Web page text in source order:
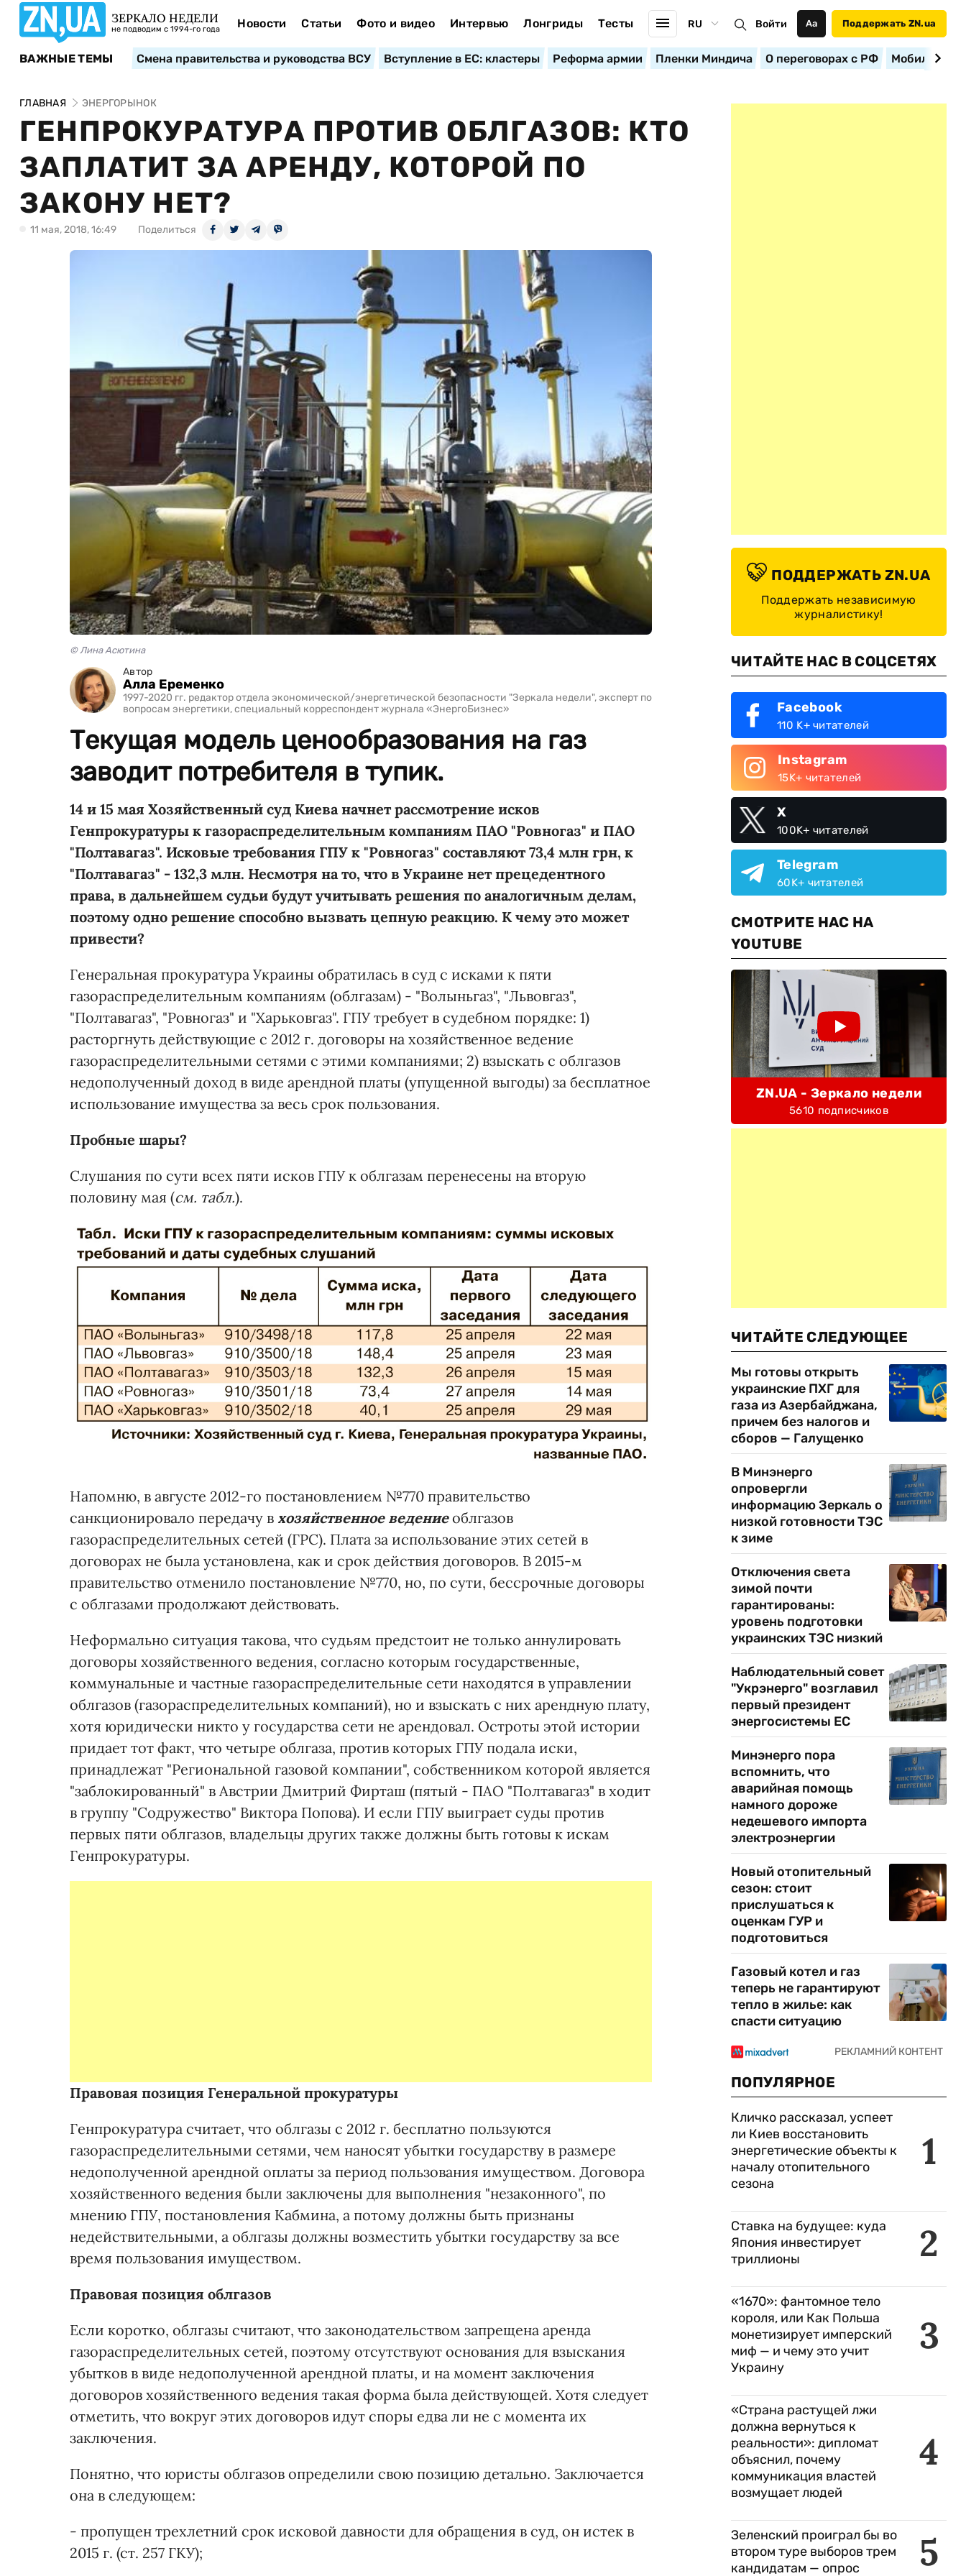
ЗЕРКАЛО НЕДЕЛИ
не подводим с 1994-го года Новости Статьи Фото и видео Интервью Лонгриды Тесты RU Войти Аа Поддержать ZN.ua
ВАЖНЫЕ ТЕМЫ Смена правительства и руководства ВСУ Вступление в ЕС: кластеры Реформа армии Пленки Миндича О переговорах с РФ
ГЛАВНАЯ ЭНЕРГОРЫНОК
ГЕНПРОКУРАТУРА ПРОТИВ ОБЛГАЗОВ: КТО
ЗАПЛАТИТ ЗА АРЕНДУ, КОТОРОЙ ПО
ЗАКОНУ НЕТ?
11 мая, 2018, 16:49 Поделиться
© Лина Асютина
Автор
Алла Еременко
1997-2020 гг. редактор отдела экономической/энергетической безопасности "Зеркала недели", эксперт по
вопросам энергетики, специальный корреспондент журнала «ЭнергоБизнес»
Текущая модель ценообразования на газ
заводит потребителя в тупик.
14 и 15 мая Хозяйственный суд Киева начнет рассмотрение исков
Генпрокуратуры к газораспределительным компаниям ПАО "Ровногаз" и ПАО
"Полтавагаз". Исковые требования ГПУ к "Ровногаз" составляют 73,4 млн грн, к
"Полтавагаз" - 132,3 млн. Несмотря на то, что в Украине нет прецедентного
права, в дальнейшем судьи будут учитывать решения по аналогичным делам,
поэтому одно решение способно вызвать цепную реакцию. К чему это может
привести?
Генеральная прокуратура Украины обратилась в суд с исками к пяти
газораспределительным компаниям (облгазам) - "Волыньгаз", "Львовгаз",
"Полтавагаз", "Ровногаз" и "Харьковгаз". ГПУ требует в судебном порядке: 1)
расторгнуть действующие с 2012 г. договоры на хозяйственное ведение
газораспределительными сетями с этими компаниями; 2) взыскать с облгазов
недополученный доход в виде арендной платы (упущенной выгоды) за бесплатное
использование имущества за весь срок пользования.
Пробные шары?
Слушания по сути всех пяти исков ГПУ к облгазам перенесены на вторую
половину мая (см. табл.).
Напомню, в августе 2012-го постановлением №770 правительство
санкционировало передачу в хозяйственное ведениеоблгазов
газораспределительных сетей (ГРС). Плата за использование этих сетей в
договорах не была установлена, как и срок действия договоров. В 2015-м
правительство отменило постановление №770, но, по сути, бессрочные договоры
с облгазами продолжают действовать.
Неформально ситуация такова, что судьям предстоит не только аннулировать
договоры хозяйственного ведения, согласно которым государственные,
коммунальные и частные газораспределительные сети находятся в управлении
облгазов (газораспределительных компаний), но и взыскать с них арендную плату,
хотя юридически никто у государства сети не арендовал. Остроты этой истории
придает тот факт, что четыре облгаза, против которых ГПУ подала иски,
принадлежат "Региональной газовой компании", собственником которой является
"заблокированный" в Австрии Дмитрий Фирташ (пятый - ПАО "Полтавагаз" в ходит
в группу "Содружество" Виктора Попова). И если ГПУ выиграет суды против
первых пяти облгазов, владельцы других также должны быть готовы к искам
Генпрокуратуры.
Правовая позиция Генеральной прокуратуры
Генпрокуратура считает, что облгазы с 2012 г. бесплатно пользуются
газораспределительными сетями, чем наносят убытки государству в размере
недополученной арендной оплаты за период пользования имуществом. Договора
хозяйственного ведения были заключены для выполнения "незаконного", по
мнению ГПУ, постановления Кабмина, а потому должны быть признаны
недействительными, а облгазы должны возместить убытки государству за все
время пользования имуществом.
Правовая позиция облгазов
Если коротко, облгазы считают, что законодательством запрещена аренда
газораспределительных сетей, поэтому отсутствуют основания для взыскания
убытков в виде недополученной арендной платы, и на момент заключения
договоров хозяйственного ведения такая форма была действующей. Хотя следует
отметить, что вокруг этих договоров идут споры едва ли не с момента их
заключения.
Понятно, что юристы облгазов определили свою позицию детально. Заключается
она в следующем:
- пропущен трехлетний срок исковой давности для обращения в суд, он истек в
2015 г. (ст. 257 ГКУ);
ПОДДЕРЖАТЬ ZN.UA
Поддержать независимую
журналистику!
ЧИТАЙТЕ НАС В СОЦСЕТЯХ
Facebook
110 K+ читателей
Instagram
15K+ читателей
X
100K+ читателей
Telegram
60K+ читателей
СМОТРИТЕ НАС НА
YOUTUBE
ZN.UA - Зеркало недели
5610 подписчиков
ЧИТАЙТЕ СЛЕДУЮЩЕЕ
Мы готовы открыть
украинские ПХГ для
газа из Азербайджана,
причем без налогов и
сборов — Галущенко
В Минэнерго
опровергли
информацию Зеркаль о
низкой готовности ТЭС
к зиме
Отключения света
зимой почти
гарантированы:
уровень подготовки
украинских ТЭС низкий
Наблюдательный совет
"Укрэнерго" возглавил
первый президент
энергосистемы ЕС
Минэнерго пора
вспомнить, что
аварийная помощь
намного дороже
недешевого импорта
электроэнергии
Новый отопительный
сезон: стоит
прислушаться к
оценкам ГУР и
подготовиться
Газовый котел и газ
теперь не гарантируют
тепло в жилье: как
спасти ситуацию
ПОПУЛЯРНОЕ
1
Кличко рассказал, успеет
ли Киев восстановить
энергетические объекты к
началу отопительного
сезона
2
Ставка на будущее: куда
Япония инвестирует
триллионы
3
«1670»: фантомное тело
короля, или Как Польша
монетизирует имперский
миф — и чему это учит
Украину
4
«Страна растущей лжи
должна вернуться к
реальности»: дипломат
объяснил, почему
коммуникация властей
возмущает людей
5
Зеленский проиграл бы во
втором туре выборов трем
кандидатам — опрос